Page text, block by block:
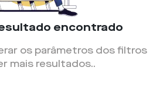
encontrado
os parâmetros dos filtros
mais resultados..